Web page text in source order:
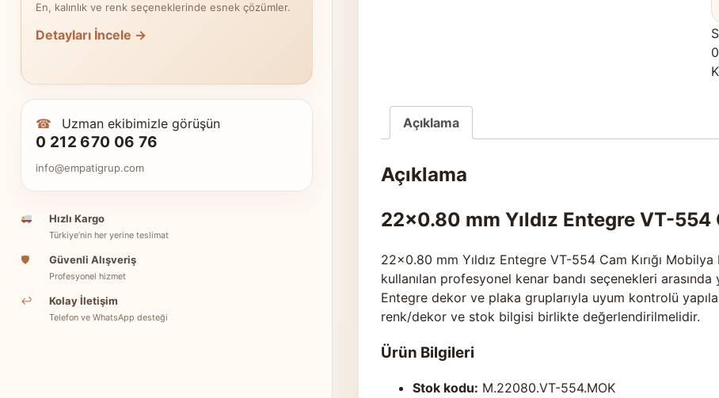
En, kalınlık ve renk seçeneklerinde esnek çözümler.
Detayları İncele →
☎ Uzman ekibimizle görüşün
0 212 670 06 76
info@empatigrup.com
Hızlı Kargo
Türkiye’nin her yerine teslimat
🛡 Güvenli Alışveriş
Profesyonel hizmet
↩ Kolay İletişim
Telefon ve WhatsApp desteği
Açıklama
Açıklama
22×0.80 mm Yıldız Entegre VT-554
22×0.80 mm Yıldız Entegre VT-554 Cam Kırığı
kullanılan profesyonel kenar bandı seçenekleri arasında
Entegre dekor ve plaka gruplarıyla uyum kontrolü
renk/dekor ve stok bilgisi birlikte değerlendirilmelidir.
Ürün Bilgileri
Stok kodu: M.22080.VT-554.MOK